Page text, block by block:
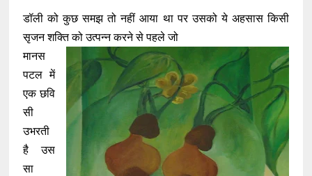
डॉली को कुछ समझ तो नहीं आया था पर उसको ये अहसास किसी
सृजन शक्ति को उत्पन्न करने से पहले जो
मानस
पटल में
एक छवि
सी
उभरती
है उस
सा